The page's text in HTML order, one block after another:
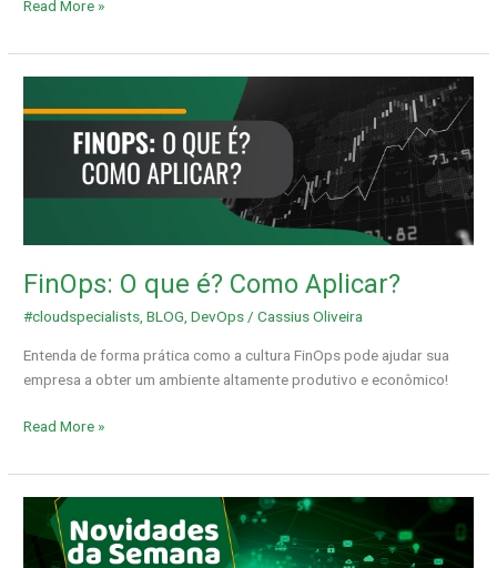
Read More »
FinOps: O que é? Como Aplicar?
#cloudspecialists ,BLOG ,DevOps /Cassius Oliveira
Entenda de forma prática como a cultura FinOps pode ajudar sua
empresa a obter um ambiente altamente produtivo e econômico!
O
Read More »
Novidades
da
Semana